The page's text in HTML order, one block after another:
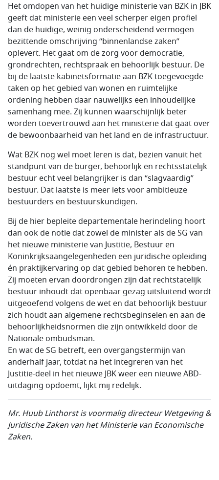
Het omdopen van het huidige ministerie van BZK in JBK
geeft dat ministerie een veel scherper eigen profiel
dan de huidige, weinig onderscheidend vermogen
bezittende omschrijving “binnenlandse zaken”
oplevert. Het gaat om de zorg voor democratie,
grondrechten, rechtspraak en behoorlijk bestuur. De
bij de laatste kabinetsformatie aan BZK toegevoegde
taken op het gebied van wonen en ruimtelijke
ordening hebben daar nauwelijks een inhoudelijke
samenhang mee. Zij kunnen waarschijnlijk beter
worden toevertrouwd aan het ministerie dat gaat over
de bewoonbaarheid van het land en de infrastructuur.
Wat BZK nog wel moet leren is dat, bezien vanuit het
standpunt van de burger, behoorlijk en rechtsstatelijk
bestuur echt veel belangrijker is dan “slagvaardig”
bestuur. Dat laatste is meer iets voor ambitieuze
bestuurders en bestuurskundigen.
Bij de hier bepleite departementale herindeling hoort
dan ook de notie dat zowel de minister als de SG van
het nieuwe ministerie van Justitie, Bestuur en
Koninkrijksaangelegenheden een juridische opleiding
én praktijkervaring op dat gebied behoren te hebben.
Zij moeten ervan doordrongen zijn dat rechtstatelijk
bestuur inhoudt dat openbaar gezag uitsluitend wordt
uitgeoefend volgens de wet en dat behoorlijk bestuur
zich houdt aan algemene rechtsbeginselen en aan de
behoorlijkheidsnormen die zijn ontwikkeld door de
Nationale ombudsman.
En wat de SG betreft, een overgangstermijn van
anderhalf jaar, totdat na het integreren van het
Justitie-deel in het nieuwe JBK weer een nieuwe ABD-
uitdaging opdoemt, lijkt mij redelijk.
Mr. Huub Linthorst is voormalig directeur Wetgeving &
Juridische Zaken van het Ministerie van Economische
Zaken.